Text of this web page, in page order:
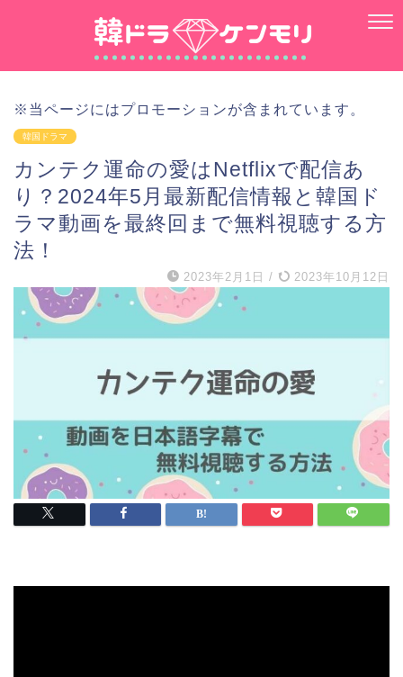
※当ページにはプロモーションが含まれています。
韓国ドラマ
カンテク運命の愛はNetflixで配信あ
り？2024年5月最新配信情報と韓国ド
ラマ動画を最終回まで無料視聴する方
法！
2023年2月1日 / 2023年10月12日